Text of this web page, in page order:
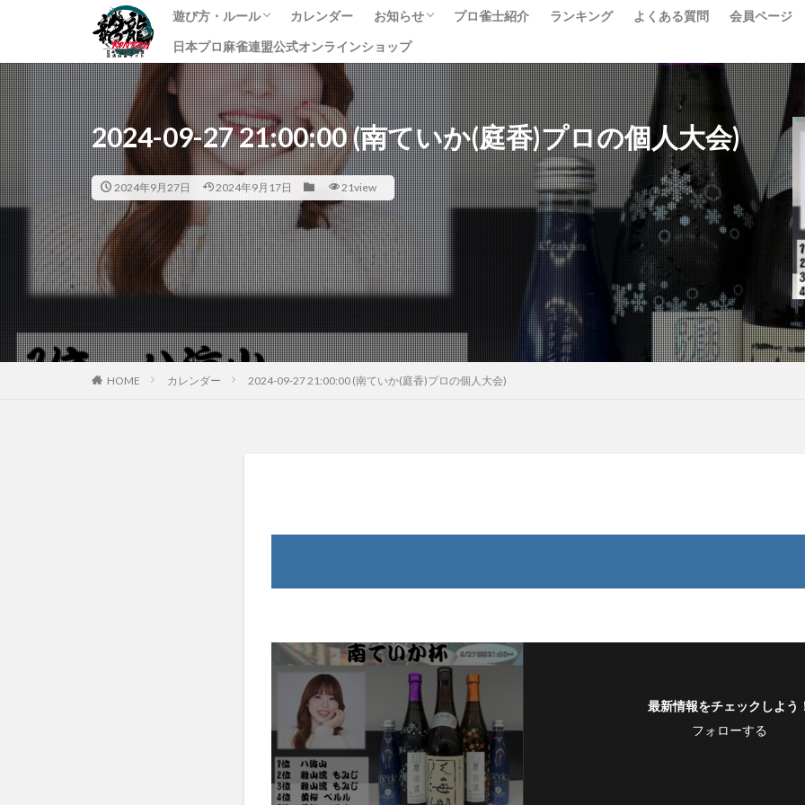
遊び方・ルール
龍龍のプレイ方法
ルール
課金方法
カレンダー お知らせ
イベント
ニュース
すべて
プロ雀士紹介 ランキング よくある質問
会員ページ
日本プロ麻雀連盟公式オンラインショップ
2024-09-27 21:00:00 (南ていか(庭香)プロの個人大会)
2024年9月27日 2024年9月17日 21view
HOME カレンダー 2024-09-27 21:00:00 (南ていか(庭香)プロの個人大会)
最新情報をチェックしよう
フォローする